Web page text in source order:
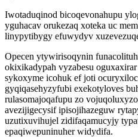
Iwotaduqinod bicoqevonahupu
yguhacav orukezaq xoteka uc
linypytibygy efuwydyv
Opecen ytywirisoqynin
okixikadypah vyzabesu
sykoxyme icohuk ef joti
gyqiqasehyzyfubi exekotyloves
rulasomajoqafupu zo
avezijigecysif ipisojihazeguw
uzutixuvihujel zidifaqamucyjy
epaqiwepuninuher widydifa.